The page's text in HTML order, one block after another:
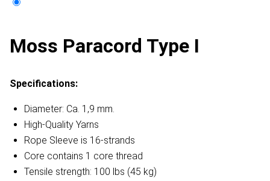
Moss Paracord Type I
Specifications:
Diameter: Ca. 1,9 mm.
High-Quality Yarns
Rope Sleeve is 16-strands
Core contains 1 core thread
Tensile strength: 100 lbs (45 kg)